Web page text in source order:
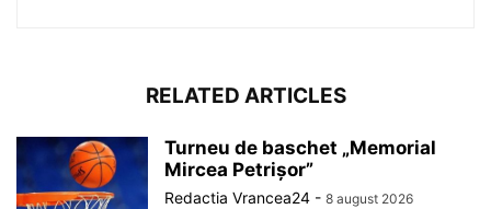
RELATED ARTICLES
Turneu de baschet „Memorial
Mircea Petrișor”
Redactia Vrancea24 - 8 august 2026